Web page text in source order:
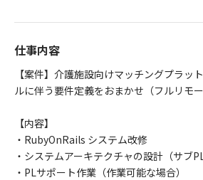
仕事内容
【案件】介護施設向けマッチングプラッ
ルに伴う要件定義をおまかせ（フルリモー
【内容】
・RubyOnRails システム改修
・システムアーキテクチャの設計（サブPL
・PLサポート作業（作業可能な場合）